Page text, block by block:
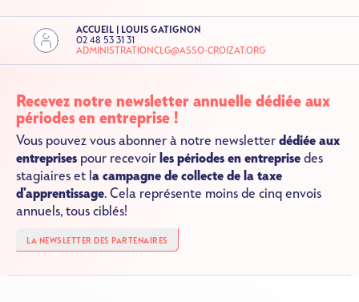
ACCUEIL | LOUIS GATIGNON
02 48 53 31 31
ADMINISTRATIONCLG@ASSO-CROIZAT.ORG
Recevez notre newsletter annuelle dédiée aux
périodes en entreprise !
Vous pouvez vous abonner à notre newsletter dédiée aux
entreprises pour recevoir les périodes en entreprise des
stagiaires et l a campagne de collecte de la taxe
d'apprentissage. Cela représente moins de cinq envois
annuels, tous ciblés!
LA NEWSLETTER DES PARTENAIRES